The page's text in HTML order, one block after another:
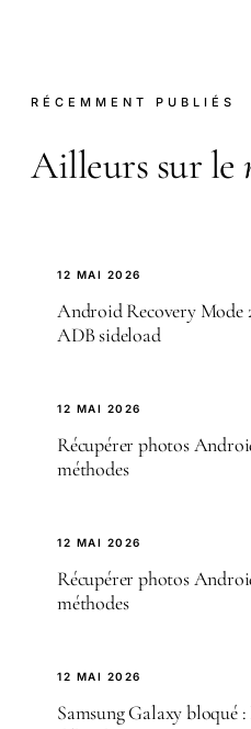
RÉCEMMENT PUBLIÉS
Ailleurs sur le
12 MAI 2026
Android Recovery Mode
ADB sideload
12 MAI 2026
Récupérer photos
méthodes
12 MAI 2026
Récupérer photos
méthodes
12 MAI 2026
Samsung Galaxy bloqué